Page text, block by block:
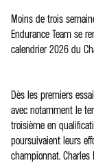
Moins de trois
Endurance Team se
calendrier 2026 du
Dès les premiers
avec notamment le
troisième en
poursuivaient leurs
championnat.